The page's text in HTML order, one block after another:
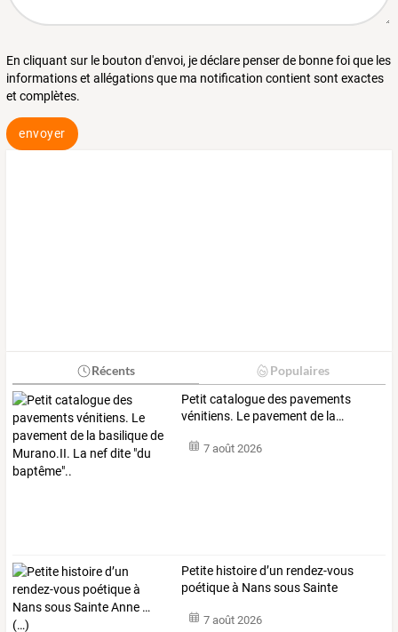
En cliquant sur le bouton d'envoi, je déclare penser de bonne foi que les
informations et allégations que ma notification contient sont exactes
et complètes.
envoyer
Récents Populaires
Petit cataloguedes pavements
vénitiens. Le pavement de la…
7 août 2026
Petite histoired’un rendez-vous
poétiqueà NanssousSainte
7 août 2026